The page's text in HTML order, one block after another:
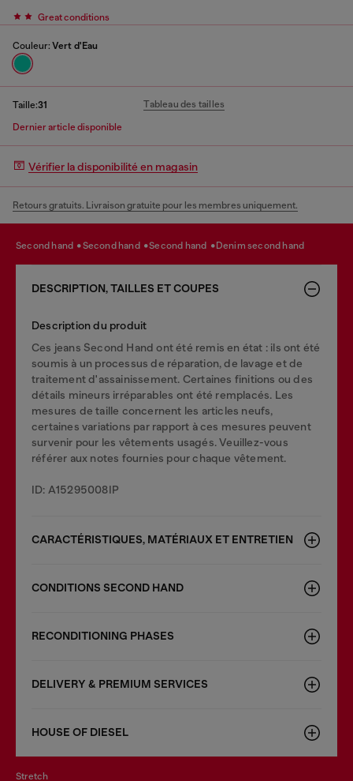
Great conditions
Couleur: Vert d'Eau
Taille:31 Tableau des tailles
Dernier article disponible
Vérifier la disponibilité en magasin
Retours gratuits. Livraison gratuite pour les membres uniquement.
second hand second hand second hand denim second hand
DESCRIPTION, TAILLES ET COUPES
Description du produit
Ces jeans Second Hand ont été remis en état : ils ont été
soumis à un processus de réparation, de lavage et de
traitement d'assainissement. Certaines finitions ou des
détails mineurs irréparables ont été remplacés. Les
mesures de taille concernent les articles neufs,
certaines variations par rapport à ces mesures peuvent
survenir pour les vêtements usagés. Veuillez-vous
référer aux notes fournies pour chaque vêtement.
ID: A15295008IP
CARACTÉRISTIQUES, MATÉRIAUX ET ENTRETIEN
CONDITIONS SECOND HAND
RECONDITIONING PHASES
DELIVERY & PREMIUM SERVICES
HOUSE OF DIESEL
stretch